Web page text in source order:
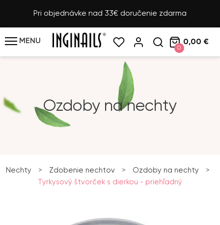
Pri objednávke nad 33€ doručenie zdarma
MENU
0
0,00 €
Ozdoby na nechty
Nechty > Zdobenie nechtov > Ozdoby na nechty
>
Tyrkysový štvorček s dierkou - priehľadný